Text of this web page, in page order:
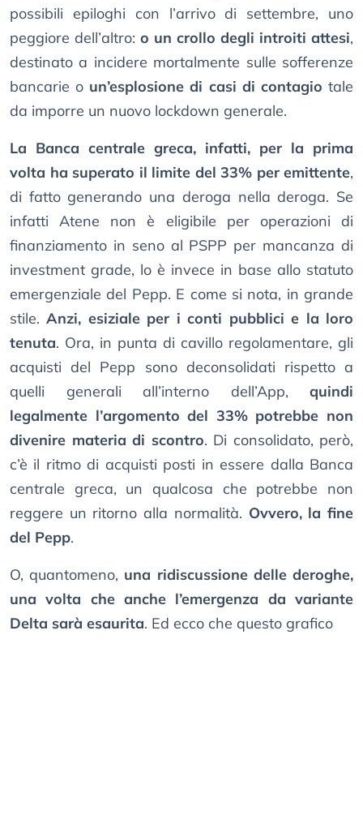
possibili epiloghi con l’arrivo di settembre, uno
peggiore dell’altro: o un crollo degli introiti attesi,
destinato a incidere mortalmente sulle sofferenze
bancarie o un’esplosione di casi di contagio tale
da imporre un nuovo lockdown generale.
La Banca centrale greca, infatti, per la prima
volta ha superato il limite del 33% per emittente,
di fatto generando una deroga nella deroga. Se
infatti Atene non è eligibile per operazioni di
finanziamento in seno al PSPP per mancanza di
investment grade, lo è invece in base allo statuto
emergenziale del Pepp. E come si nota, in grande
stile.Anzi, esiziale per i conti pubblici e la loro
tenuta. Ora, in punta di cavillo regolamentare, gli
acquisti del Pepp sono deconsolidati rispetto a
quelli generali all’interno dell’App, quindi
legalmente l’argomento del 33% potrebbe non
divenire materia di scontro. Di consolidato, però,
c’è il ritmo di acquisti posti in essere dalla Banca
centrale greca, un qualcosa che potrebbe non
reggere un ritorno alla normalità. Ovvero, la fine
del Pepp.
O, quantomeno, una ridiscussione delle deroghe,
una volta che anche l’emergenza da variante
Delta sarà esaurita. Ed ecco che questo grafico